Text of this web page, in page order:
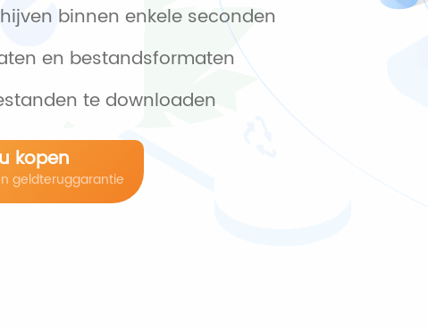
binnen enkele seconden
en bestandsformaten
te downloaden
kopen
geldteruggarantie